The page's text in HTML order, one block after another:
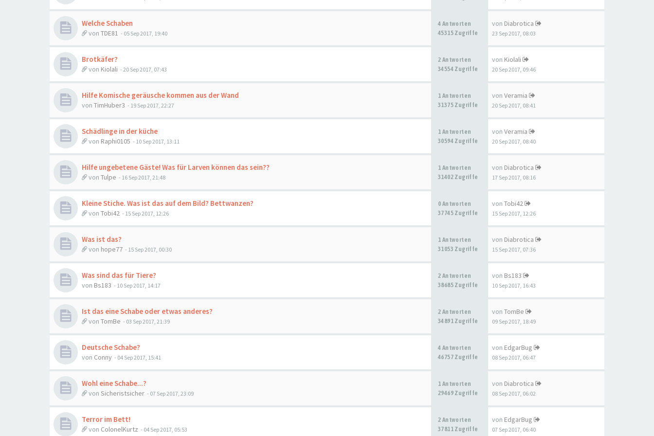
Welche Schaben
von TDE81 - 05 Sep 2017, 19:40
4 Antworten
45315 Zugriffe
von Diabrotica
23 Sep 2017, 08:03
Brotkäfer?
von Kiolali - 20 Sep 2017, 07:43
2 Antworten
34554 Zugriffe
von Kiolali
20 Sep 2017, 09:46
Hilfe Komische geräusche kommen aus der Wand
von TimHuber3 - 19 Sep 2017, 22:27
1 Antworten
31375 Zugriffe
von Veramia
20 Sep 2017, 08:41
Schädlinge in der küche
von Raphi0105 - 10 Sep 2017, 13:11
1 Antworten
30594 Zugriffe
von Veramia
20 Sep 2017, 08:40
Hilfe ungebetene Gäste! Was für Larven können das sein??
von Tulpe - 16 Sep 2017, 21:48
1 Antworten
31402 Zugriffe
von Diabrotica
17 Sep 2017, 08:16
Kleine Stiche. Was ist das auf dem Bild? Bettwanzen?
von Tobi42 - 15 Sep 2017, 12:26
0 Antworten
37745 Zugriffe
von Tobi42
15 Sep 2017, 12:26
Was ist das?
von hope77 - 15 Sep 2017, 00:30
1 Antworten
31053 Zugriffe
von Diabrotica
15 Sep 2017, 07:36
Was sind das für Tiere?
von Bs183 - 10 Sep 2017, 14:17
2 Antworten
38685 Zugriffe
von Bs183
10 Sep 2017, 16:43
Ist das eine Schabe oder etwas anderes?
von TomBe - 03 Sep 2017, 21:39
2 Antworten
34891 Zugriffe
von TomBe
09 Sep 2017, 18:49
Deutsche Schabe?
von Conny - 04 Sep 2017, 15:41
4 Antworten
46757 Zugriffe
von EdgarBug
08 Sep 2017, 06:47
Wohl eine Schabe...?
von Sicheristsicher - 07 Sep 2017, 23:09
1 Antworten
29469 Zugriffe
von Diabrotica
08 Sep 2017, 06:02
Terror im Bett!
von ColonelKurtz - 04 Sep 2017, 05:53
2 Antworten
37811 Zugriffe
von EdgarBug
07 Sep 2017, 06:40